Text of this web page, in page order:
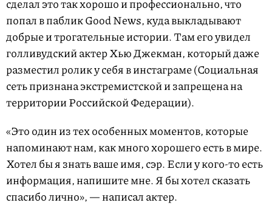
сделал это так хорошо и профессионально, что
попал в паблик Good News, куда выкладывают
добрые и трогательные истории. Там его увидел
голливудский актер Хью Джекман, который даже
разместил ролик у себя в инстаграме (Социальная
сеть признана экстремистской и запрещена на
территории Российской Федерации).
«Это один из тех особенных моментов, которые
напоминают нам, как много хорошего есть в мире.
Хотел бы я знать ваше имя, сэр. Если у кого-то есть
информация, напишите мне. Я бы хотел сказать
спасибо лично», — написал актер.